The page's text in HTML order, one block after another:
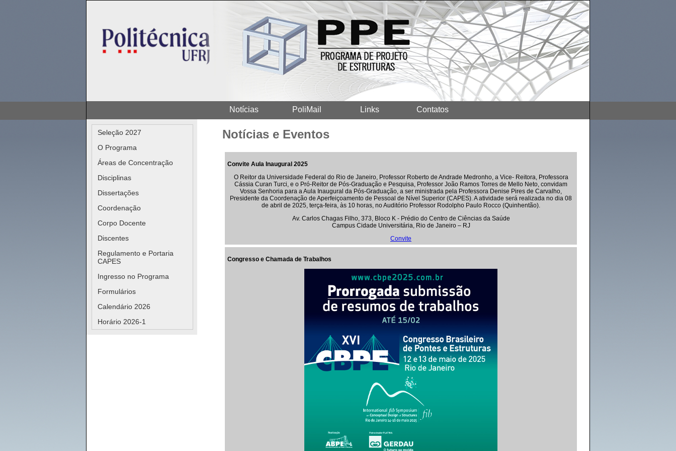
Notícias PoliMail Links Contatos
Seleção 2027
O Programa
Áreas de Concentração
Disciplinas
Dissertações
Coordenação
Corpo Docente
Discentes
Regulamento e Portaria
CAPES
Ingresso no Programa
Formulários
Calendário 2026
Horário 2026-1
Notícias e Eventos
Convite Aula Inaugural 2025
O Reitor da Universidade Federal do Rio de Janeiro, Professor Roberto de Andrade Medronho, a Vice- Reitora, Professora
Cássia Curan Turci, e o Pró-Reitor de Pós-Graduação e Pesquisa, Professor João Ramos Torres de Mello Neto, convidam
Vossa Senhoria para a Aula Inaugural da Pós-Graduação, a ser ministrada pela Professora Denise Pires de Carvalho,
Presidente da Coordenação de Aperfeiçoamento de Pessoal de Nível Superior (CAPES). A atividade será realizada no dia 08
de abril de 2025, terça-feira, às 10 horas, no Auditório Professor Rodolpho Paulo Rocco (Quinhentão).
Av. Carlos Chagas Filho, 373, Bloco K - Prédio do Centro de Ciências da Saúde
Campus Cidade Universitária, Rio de Janeiro – RJ
Convite
Congresso e Chamada de Trabalhos